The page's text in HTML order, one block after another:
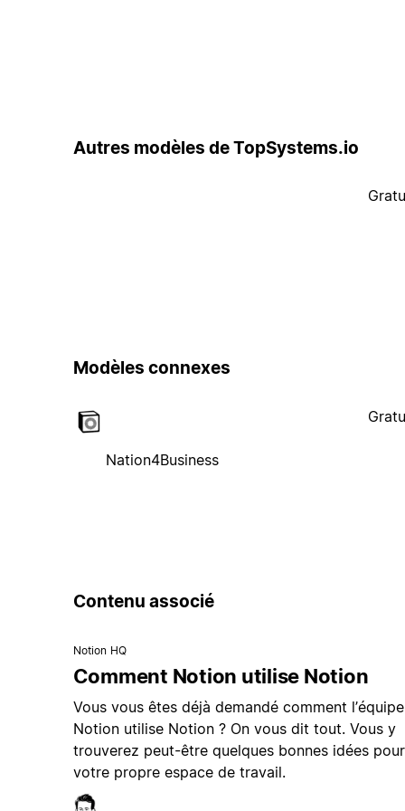
Autres modèles de TopSystems.io
Modèles connexes
Nation4Business
Contenu associé
Notion HQ
Comment Notion utilise Notion
Vous vous êtes déjà demandé comment l’équipe
Notion utilise Notion ? On vous dit tout. Vous y
trouverez peut-être quelques bonnes idées pour
votre propre espace de travail.